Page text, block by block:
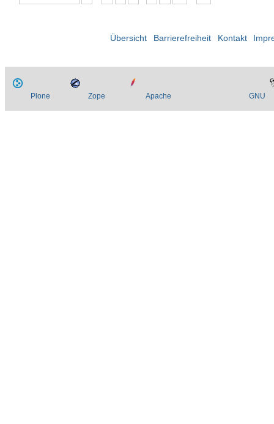
Übersicht Barrierefreiheit Kontakt
Plone Zope Apache GNU